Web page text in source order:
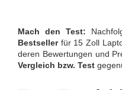
Mach den Test:
Bestsellerfür 15 Zoll
deren Bewertungen und
Vergleich bzw. Test